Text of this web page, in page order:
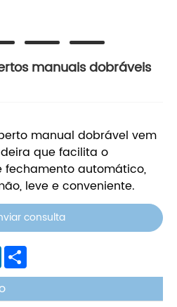
manuais dobráveis
manual dobrável vem
que facilita o
fechamento automático,
leve e conveniente.
consulta
LinkedIn